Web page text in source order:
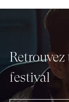
festival